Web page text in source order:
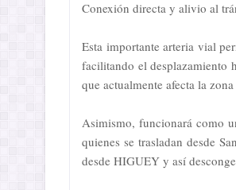
Conexión directa y alivio al
Esta importante arteria vial
facilitando el desplazamiento
que actualmente afecta la
Asimismo, funcionará como
quienes se trasladan desde
desde HIGUEY y así